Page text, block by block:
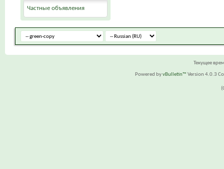
Частные объявления
Текущее
Powered byvBulletin™ Version 4.0.3